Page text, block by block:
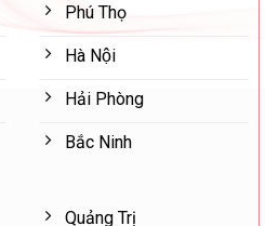
Phú Thọ
Hà Nội
Hải Phòng
Bắc Ninh
Quảng Trị